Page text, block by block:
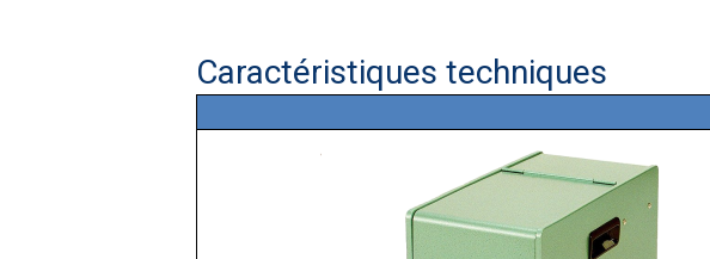
Caractéristiques techniques